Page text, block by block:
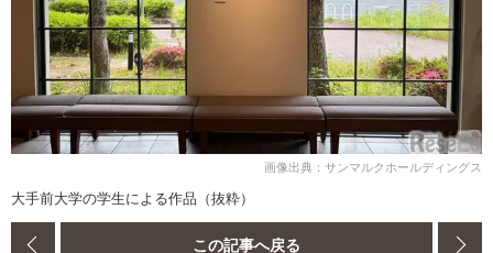
画像出典：サンマルクホールディングス
大手前大学の学生による作品（抜粋）
この記事へ戻る